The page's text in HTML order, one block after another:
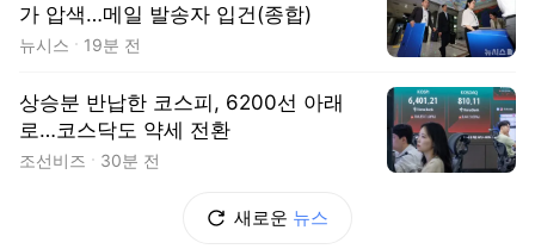
가 압색…메일 발송자 입건(종합)
뉴시스 19분 전
상승분 반납한 코스피, 6200선 아래
로…코스닥도 약세 전환
조선비즈 30분 전
새로운 뉴스